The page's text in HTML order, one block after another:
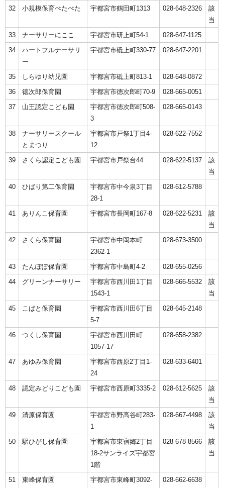
32 小規模保育ぺたぺた 宇都宮市鶴田町1313 028-648-2326
該
当
33
ナーサリーにここ 宇都宮市研上町54-1
028-647-1125
34
ハートフルナーサリ
ー
宇都宮市砥上町330-77 028-647-2201
35 しらゆり幼児園 宇都宮市砥上町813-1
028-648-0872
36
徳次郎保育園 宇都宮市徳次郎町70-9
028-665-0051
37
山王認定こども園
宇都宮市徳次郎町508-
3
028-665-0143
38
ナーサリースクール
とまつり
宇都宮市戸祭1丁目4-
12
028-622-7552
39 さくら認定こども園 宇都宮市戸祭台44 028-622-5137
該
当
40
ひばり第二保育園
宇都宮市中今泉3丁目
28-1
028-612-5788
41 ありんこ保育園 宇都宮市長岡町167-8 028-622-5231
該
当
42
さくら保育園
宇都宮市中岡本町
2362-1
028-673-3500
43 たんぽぽ保育園 宇都宮市中島町4-2
028-655-0256
44
グリーンナーサリー
宇都宮市西川田1丁目
1543-1
028-666-5532
該
当
45
こばと保育園
宇都宮市西川田6丁目
5-7
028-645-2148
46 つくし保育園
宇都宮市西川田町
1057-17
028-658-2382
47 あゆみ保育園
宇都宮市西原2丁目1-
24
028-633-6401
48 認定みどりこども園 宇都宮市西原町3335-2 028-612-5625
該
当
49
清原保育園
宇都宮市野高谷町283-
1
028-667-4498
該
当
50
駅ひがし保育園
宇都宮市東宿郷2丁目
18-2サンライズ宇都宮
1階
028-678-8566
該
当
51 東峰保育園
宇都宮市東峰町3092-
028-662-6638